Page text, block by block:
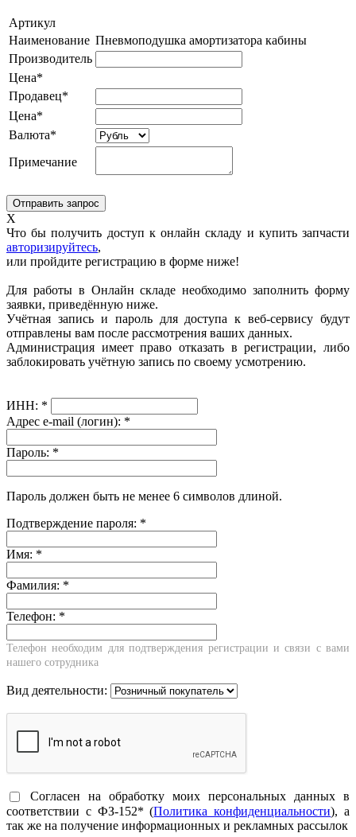
Артикул
Наименование Пневмоподушка амортизатора кабины
Производитель
Цена*
Продавец*
Цена*
Валюта*
Примечание
X
Что бы получить доступ к онлайн складу и купить запчасти
авторизируйтесь,
или пройдите регистрацию в форме ниже!
Для работы в Онлайн складе необходимо заполнить форму
заявки, приведённую ниже.
Учётная запись и пароль для доступа к веб-сервису будут
отправлены вам после рассмотрения ваших данных.
Администрация имеет право отказать в регистрации, либо
заблокировать учётную запись по своему усмотрению.
ИНН: *
Адрес e-mail (логин): *
Пароль: *
Пароль должен быть не менее 6 символов длиной.
Подтверждение пароля: *
Имя: *
Фамилия: *
Телефон: *
Телефон необходим для подтверждения регистрации и связи с вами
нашего сотрудника
Вид деятельности:
Согласен на обработку моих персональных данных в
соответствии с ФЗ-152* (Политика конфиденциальности), а
так же на получение информационных и рекламных рассылок